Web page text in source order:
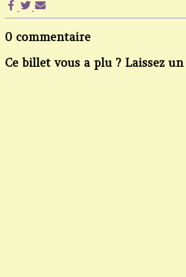
0 commentaire
Ce billet vous a plu ? Laissez